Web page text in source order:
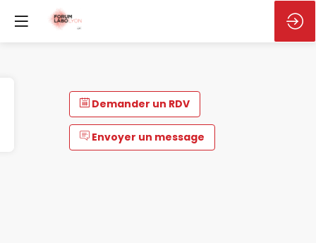
Demander un RDV
Envoyer un message